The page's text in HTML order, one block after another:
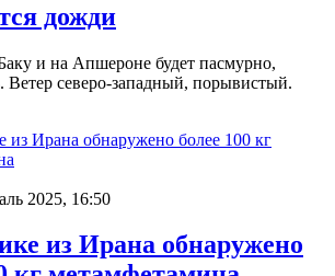
дожди
и на Апшероне будет пасмурно,
Ветер северо-западный, порывистый.
2025, 16:50
из Ирана обнаружено